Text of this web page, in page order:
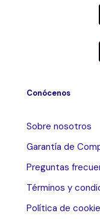
Conócenos
Sobre nosotros
Garantía de
Preguntas
Términos y
Política de